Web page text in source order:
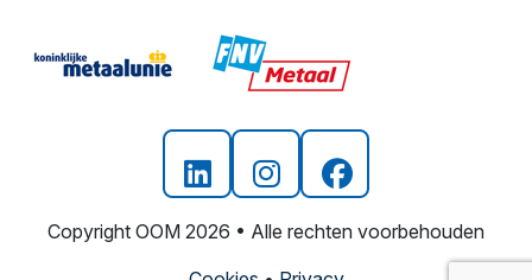
Copyright OOM 2026 • Alle rechten voorbehouden